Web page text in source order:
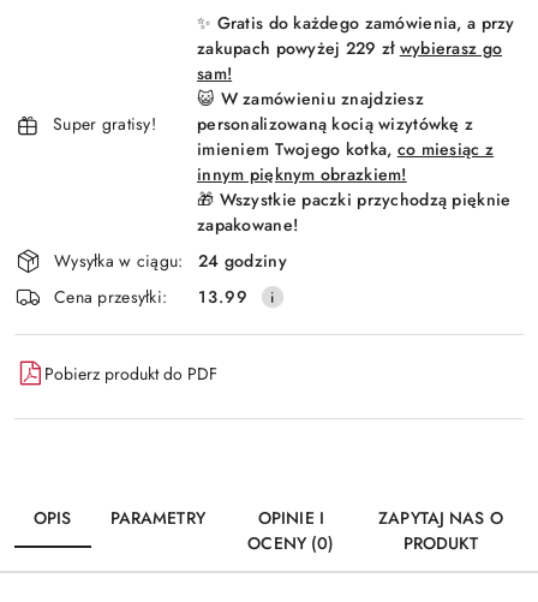
Super gratisy!
✨ Gratis do każdego zamówienia, a przy
zakupach powyżej 229 zł wybierasz go
sam!
😺 W zamówieniu znajdziesz
personalizowaną kocią wizytówkę z
imieniem Twojego kotka, co miesiąc z
innym pięknym obrazkiem!
🎁 Wszystkie paczki przychodzą pięknie
zapakowane!
Wysyłka w ciągu:
24 godziny
Cena przesyłki:
13.99
Pobierz produkt do PDF
OPIS PARAMETRY
OPINIE I
OCENY (0)
ZAPYTAJ NAS O
PRODUKT